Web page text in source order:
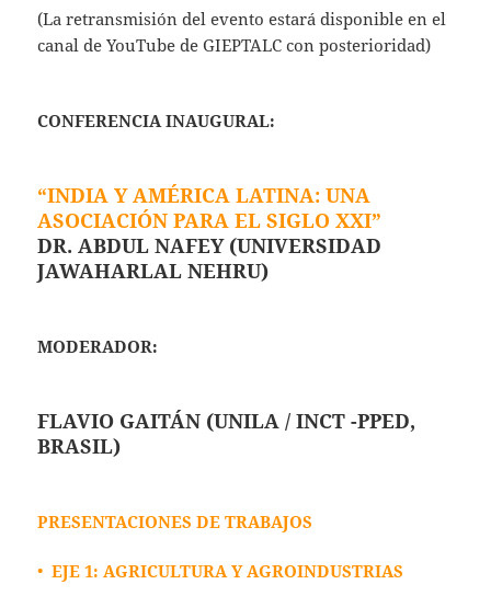
(La retransmisión del evento estará disponible enel
canal de YouTube de GIEPTALC con posterioridad)
CONFERENCIA INAUGURAL:
“INDIA Y AMÉRICA LATINA: UNA
ASOCIACIÓN PARA EL SIGLO XXI”
DR. ABDUL NAFEY (UNIVERSIDAD
JAWAHARLAL NEHRU)
MODERADOR:
FLAVIO GAITÁN (UNILA / INCT -PPED,
BRASIL)
PRESENTACIONES DE TRABAJOS
•EJE 1: AGRICULTURA Y AGROINDUSTRIAS